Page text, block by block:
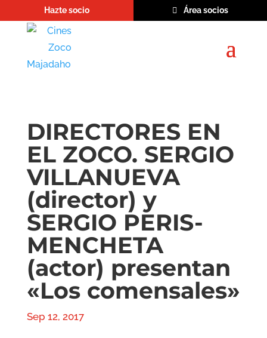
Hazte socio Área socios
DIRECTORES EN
EL ZOCO. SERGIO
VILLANUEVA
(director) y
SERGIO PERIS-
MENCHETA
(actor) presentan
«Los comensales»
Sep 12, 2017